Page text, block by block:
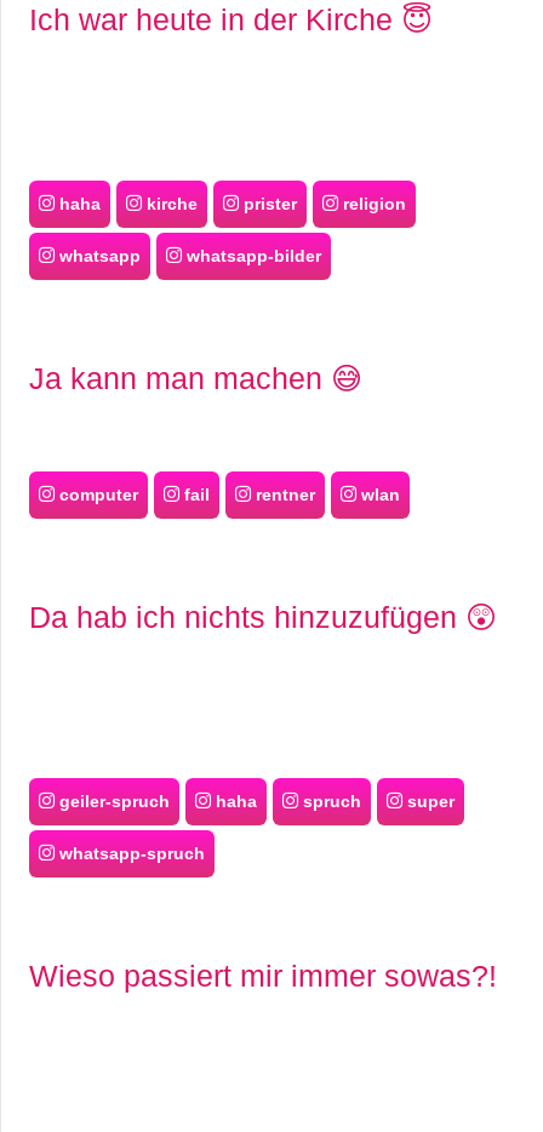
Ich war heute in der Kirche 😇
haha kirche prister religion
whatsapp whatsapp-bilder
Ja kann man machen 😅
computer fail rentner wlan
Da hab ich nichts hinzuzufügen 😲
geiler-spruch haha spruch super
whatsapp-spruch
Wieso passiert mir immer sowas?!